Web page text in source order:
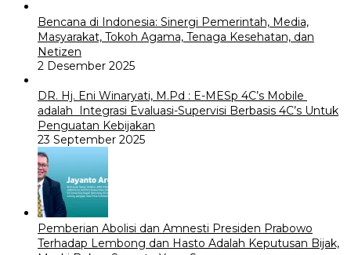
Bencana di Indonesia: Sinergi Pemerintah, Media,
Masyarakat, Tokoh Agama, Tenaga Kesehatan, dan
Netizen
2 Desember 2025
DR. Hj. Eni Winaryati, M.Pd : E-MESp 4C’s Mobile
adalah Integrasi Evaluasi-Supervisi Berbasis 4C’s Untuk
Penguatan Kebijakan
23 September 2025
Pemberian Abolisi dan Amnesti Presiden Prabowo
Terhadap Lembong dan Hasto Adalah Keputusan Bijak,